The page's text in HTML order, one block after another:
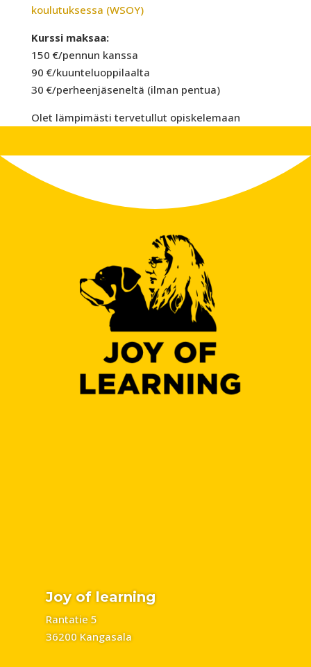
koulutuksessa (WSOY)
Kurssi maksaa:
150 €/pennun kanssa
90 €/kuunteluoppilaalta
30 €/perheenjäseneltä (ilman pentua)
Olet lämpimästi tervetullut opiskelemaan
Joy of learning
Rantatie 5
36200 Kangasala